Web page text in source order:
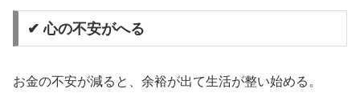
✔ 心の不安がへる
お金の不安が減ると、余裕が出て生活が整い始める。